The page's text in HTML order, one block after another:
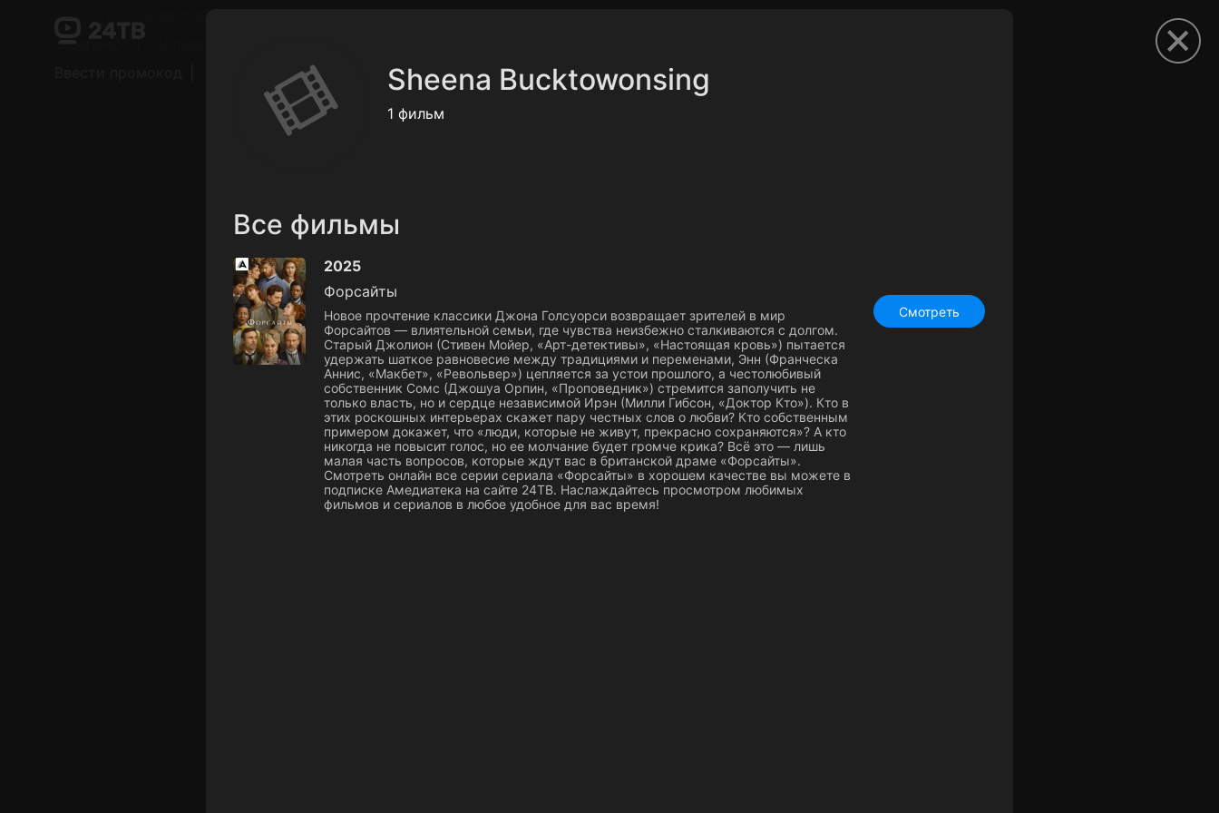
Sheena Bucktowonsing
1 фильм
Все фильмы
2025
Форсайты
Новое прочтение классики Джона Голсуорси возвращает зрителей в мир
Форсайтов — влиятельной семьи, где чувства неизбежно сталкиваются с долгом.
Старый Джолион (Стивен Мойер, «Арт-детективы», «Настоящая кровь») пытается
удержать шаткое равновесие между традициями и переменами, Энн (Франческа
Аннис, «Макбет», «Револьвер») цепляется за устои прошлого, а честолюбивый
собственник Сомс (Джошуа Орпин, «Проповедник») стремится заполучить не
только власть, но и сердце независимой Ирэн (Милли Гибсон, «Доктор Кто»). Кто в
этих роскошных интерьерах скажет пару честных слов о любви? Кто собственным
примером докажет, что «люди, которые не живут, прекрасно сохраняются»? А кто
никогда не повысит голос, но ее молчание будет громче крика? Всё это — лишь
малая часть вопросов, которые ждут вас в британской драме «Форсайты».
Смотреть онлайн все серии сериала «Форсайты» в хорошем качестве вы можете в
подписке Амедиатека на сайте 24ТВ. Наслаждайтесь просмотром любимых
фильмов и сериалов в любое удобное для вас время!
Смотреть
Установить на ТВ Бесплатные каналы Контакты